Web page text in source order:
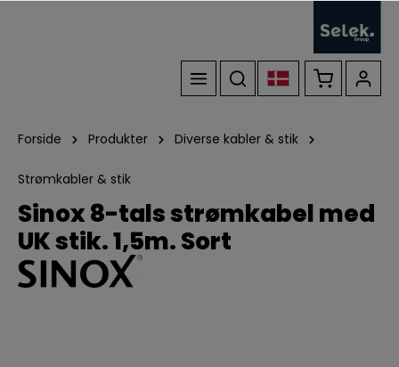
Forside Produkter Diverse kabler & stik
Strømkabler & stik
Sinox 8-tals strømkabel med
UK stik. 1,5m. Sort